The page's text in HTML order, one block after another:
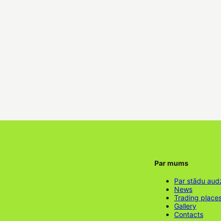
Par mums
Par stādu
News
Trading
Gallery
Contacts